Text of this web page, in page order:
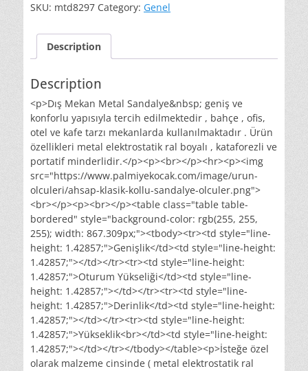
SKU: mtd8297 Category: Genel
Description
Description
<p>Dış Mekan Metal Sandalye&nbsp; geniş ve
konforlu yapısıyla tercih edilmektedir , bahçe , ofis,
otel ve kafe tarzı mekanlarda kullanılmaktadır . Ürün
özellikleri metal elektrostatik ral boyalı , kataforezli ve
portatif minderlidir.</p><p><br></p><hr><p><img
src="https://www.palmiyekocak.com/image/urun-
olculeri/ahsap-klasik-kollu-sandalye-olculer.png">
<br></p><p><br></p><table class="table table-
bordered" style="background-color: rgb(255, 255,
255); width: 867.309px;"><tbody><tr><td style="line-
height: 1.42857;">Genişlik</td><td style="line-height:
1.42857;"></td></tr><tr><td style="line-height:
1.42857;">Oturum Yükseliği</td><td style="line-
height: 1.42857;"></td></tr><tr><td style="line-
height: 1.42857;">Derinlik</td><td style="line-height:
1.42857;"></td></tr><tr><td style="line-height:
1.42857;">Yükseklik<br></td><td style="line-height:
1.42857;"></td></tr></tbody></table><p>İsteğe özel
olarak malzeme cinsinde ( metal elektrostatik ral